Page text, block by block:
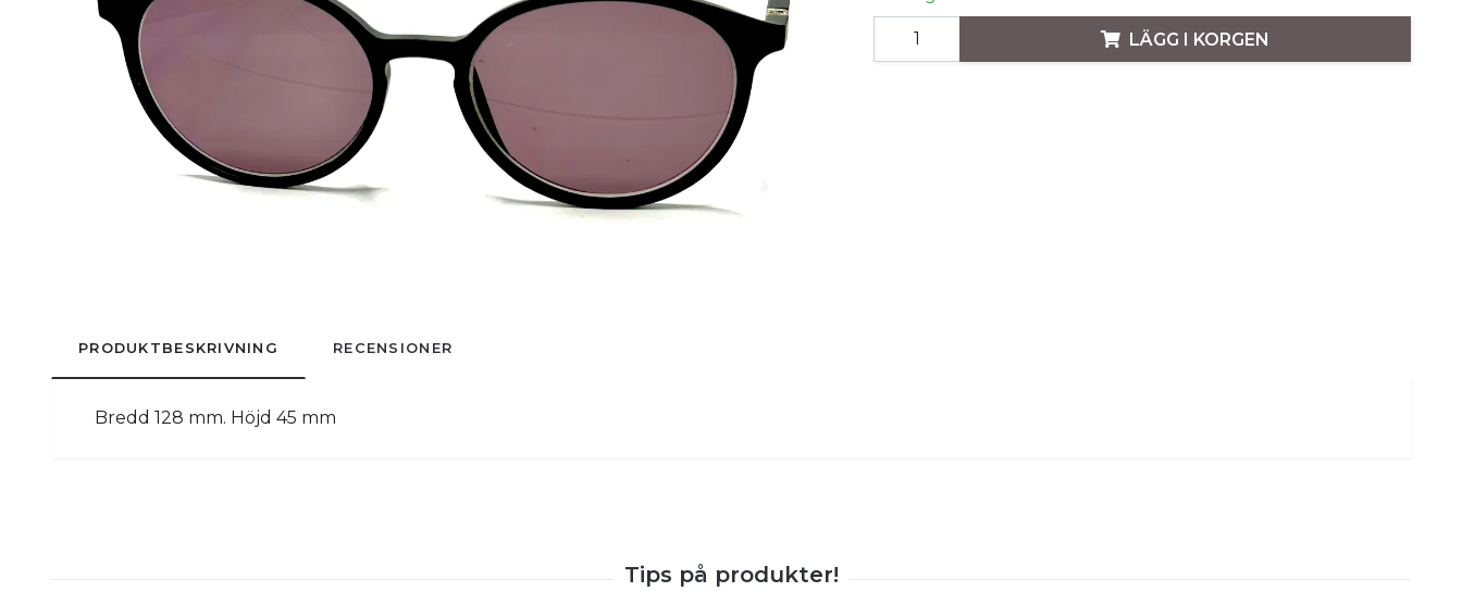
LÄGG I KORGEN
PRODUKTBESKRIVNING RECENSIONER
Bredd 128 mm. Höjd 45 mm